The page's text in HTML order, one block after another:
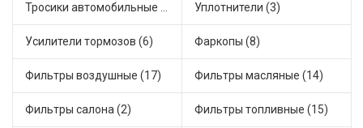
Тросики автомобильные (20) Уплотнители (3)
Усилители тормозов (6) Фаркопы (8)
Фильтры воздушные (17) Фильтры масляные (14)
Фильтры салона (2) Фильтры топливные (15)